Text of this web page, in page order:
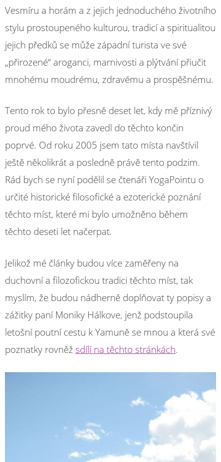
Vesmíru a horám a z jejich jednoduchého životního
stylu prostoupeného kulturou, tradicí a spiritualitou
jejich předků se může západní turista ve své
„přirozené“ aroganci, marnivosti a plýtvání přiučit
mnohému moudrému, zdravému a prospěšnému.
Tento rok to bylo přesně deset let, kdy mě příznivý
proud mého života zavedl do těchto končin
poprvé. Od roku 2005 jsem tato místa navštívil
ještě několikrát a posledně právě tento podzim.
Rád bych se nyní podělil se čtenáři YogaPointu o
určité historické filosofické a ezoterické poznání
těchto míst, které mi bylo umožněno během
těchto deseti let načerpat.
Jelikož mé články budou více zaměřeny na
duchovní a filozofickou tradici těchto míst, tak
myslím, že budou nádherně doplňovat ty popisy a
zážitky paní Moniky Hálkove, jenž podstoupila
letošní poutní cestu k Yamuně se mnou a která své
poznatky rovněž sdílí na těchto stránkách.